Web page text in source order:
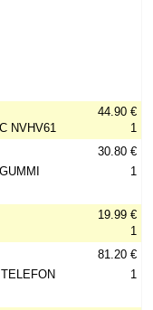
NVHV61
44.90 €
1
30.80 €
1
19.99 €
1
81.20 €
1